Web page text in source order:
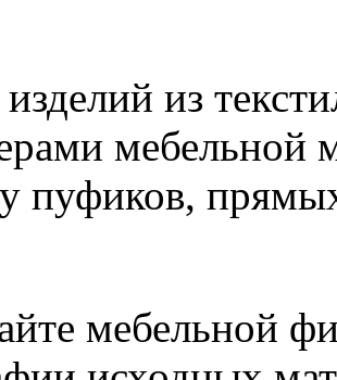
из
мебельной
пуфиков,
мебельной